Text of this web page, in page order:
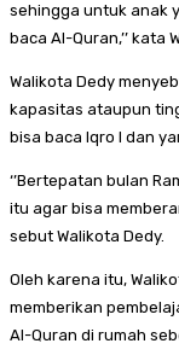
sehingga untuk anak
baca Al-Quran,’’ kata
Walikota Dedy
kapasitas ataupun
bisa baca Iqro l dan
‘’Bertepatan bulan
itu agar bisa
sebut Walikota Dedy.
Oleh karena itu,
memberikan
Al-Quran di rumah